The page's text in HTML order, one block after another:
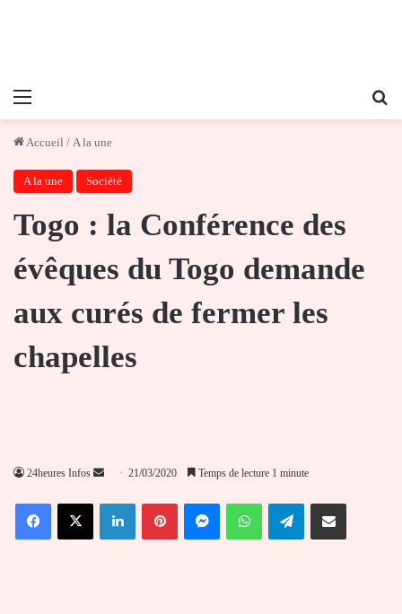
Menu
Accueil / A la une
A la une Société
Togo : la Conférence des
évêques du Togo demande
aux curés de fermer les
chapelles
24heures Infos
Envoyer
courriel
21/03/2020 Temps de lecture 1 minute
FacebookX LinkedinPinterestMessengerWhatsAppTelegramPartager par email